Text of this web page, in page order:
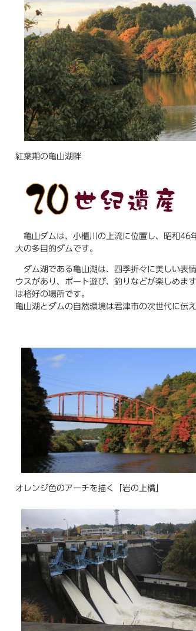
紅葉期の亀山湖畔
亀山ダムは、小櫃川の上流に位置し、昭和46
大の多目的ダムです。
ダム湖である亀山湖は、四季折々に美しい表
ウスがあり、ボート遊び、釣りなどが楽しめま
は格好の場所です。
亀山湖とダムの自然環境は君津市の次世代に伝
オレンジ色のアーチを描く「岩の上橋」